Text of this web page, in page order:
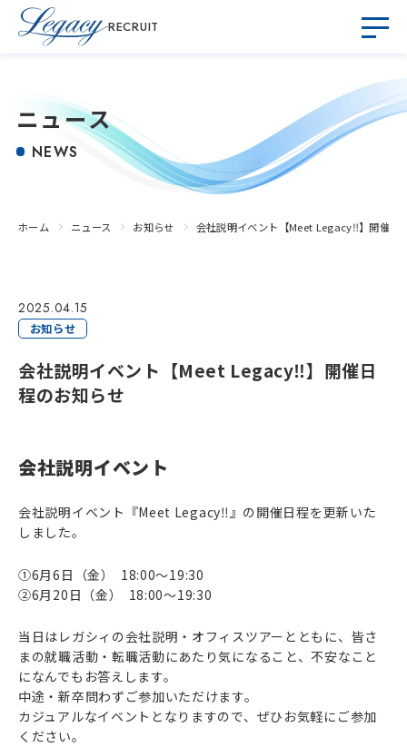
RECRUIT
エントリー
ニュース
NEWS
ホーム ニュース お知らせ 会社説明イベント【Meet Legacy‼】開催日
2025.04.15
お知らせ
会社説明イベント【Meet Legacy‼】開催日
程のお知らせ
会社説明イベント
会社説明イベント『Meet Legacy‼』の開催日程を更新いた
しました。
①6月6日（金） 18:00～19:30
②6月20日（金） 18:00～19:30
当日はレガシィの会社説明・オフィスツアーとともに、皆さ
まの就職活動・転職活動にあたり気になること、不安なこと
になんでもお答えします。
中途・新卒問わずご参加いただけます。
カジュアルなイベントとなりますので、ぜひお気軽にご参加
ください。